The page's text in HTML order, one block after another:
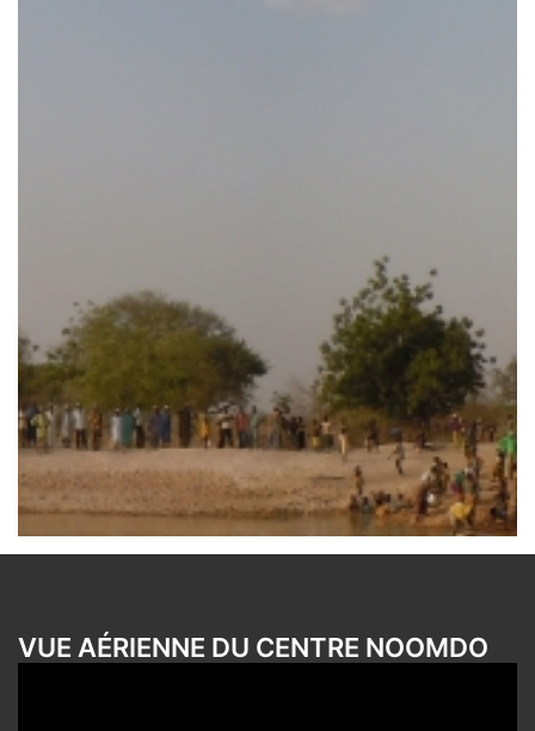
VUE AÉRIENNE DU CENTRE NOOMDO